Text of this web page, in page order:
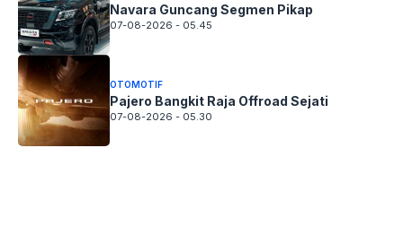
Navara Guncang Segmen Pikap
07-08-2026 - 05.45
OTOMOTIF
Pajero Bangkit Raja Offroad Sejati
07-08-2026 - 05.30